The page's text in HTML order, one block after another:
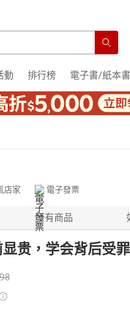
動 排行榜 電子書/紙本書
店家 電子發票
所有商品
贵，学会背后受